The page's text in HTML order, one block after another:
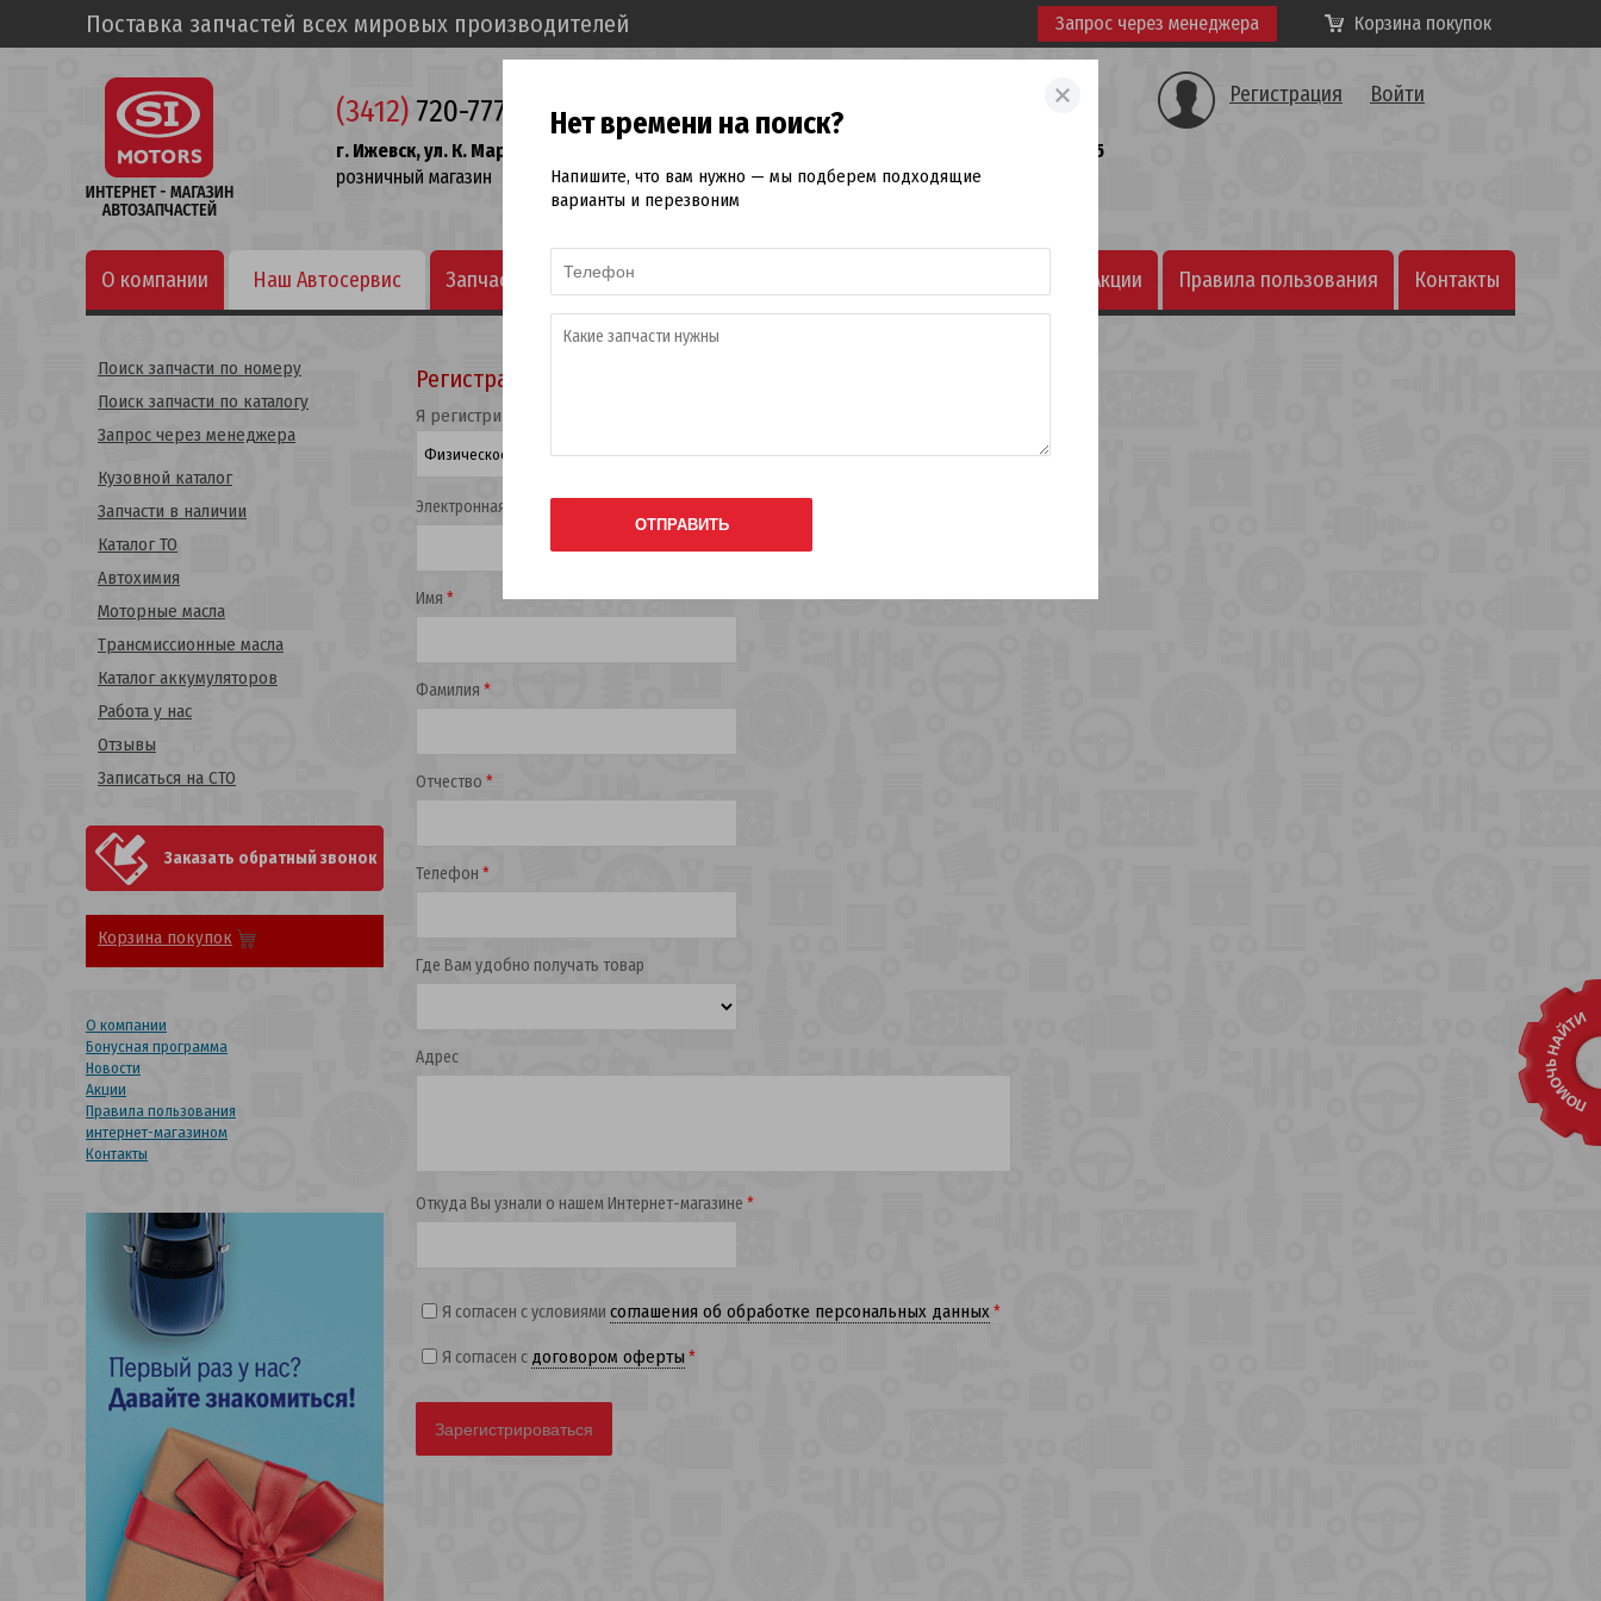
(3412) 720-777
г. Ижевск, ул. К. Маркса, 411
розничный магазин
Поставка запчастей всех мировых производителей Запрос через менеджера Корзина покупок
(3412)905-470
розничный магазин
Регистрация Войти
О компании Наш Автосервис Запчасти для сельхозтехники Акции Правила пользования Контакты
450-680
г. Ижевск, ул. К. Маркса, 25
Автосервис
Регистрация
Я регистрируюсь как
Электронная почта
Имя *
Фамилия *
Отчество *
Телефон *
Где Вам удобно получать товар
Адрес
Откуда Вы узнали о нашем Интернет-магазине *
Я согласен с условиями соглашения об обработке персональных данных*
Я согласен с договором оферты *
Зарегистрироваться
Поиск запчасти по номеру
Поиск запчасти по каталогу
Запрос через менеджера
Кузовной каталог
Запчасти в наличии
Каталог ТО
Автохимия
Моторные масла
Трансмиссионные масла
Каталог аккумуляторов
Работа у нас
Отзывы
Записаться на СТО
Заказать обратный звонок
Корзина покупок
О компании
Бонусная программа
Новости
Акции
Правила пользования
интернет-магазином
Контакты
Нет времени на поиск?
Напишите, что вам нужно — мы подберем подходящие
варианты и перезвоним